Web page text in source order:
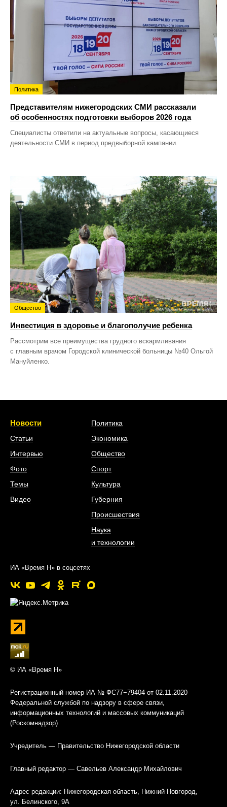
Политика
Представителям нижегородских СМИ рассказали
об особенностях подготовки выборов 2026 года
Специалисты ответили на актуальные вопросы, касающиеся
деятельности СМИ в период предвыборной кампании.
Общество
Инвестиция в здоровье и благополучие ребенка
Рассмотрим все преимущества грудного вскармливания
с главным врачом Городской клинической больницы №40 Ольгой
Мануйленко.
Новости
Статьи
Интервью
Фото
Темы
Видео
Политика
Экономика
Общество
Спорт
Культура
Губерния
Происшествия
Наука
и технологии
ИА «Время Н» в соцсетях
© ИА «Время Н»
Регистрационный номер ИА № ФС77−79404 от 02.11.2020
Федеральной службой по надзору в сфере связи,
информационных технологий и массовых коммуникаций
(Роскомнадзор)
Учредитель — Правительство Нижегородской области
Главный редактор — Савельев Александр Михайлович
Адрес редакции: Нижегородская область, Нижний Новгород,
ул. Белинского, 9А